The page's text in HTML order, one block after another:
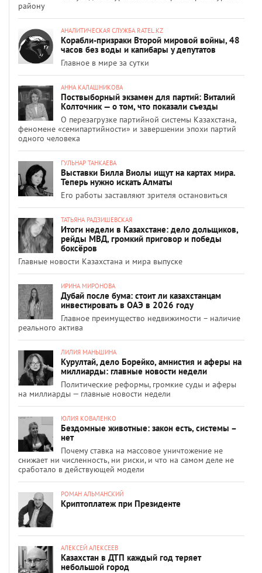
району
АНАЛИТИЧЕСКАЯ СЛУЖБА RATEL.KZ
Корабли-призраки Второй мировой войны, 48
часов без воды и капибары у депутатов
Главное в мире за сутки
АННА КАЛАШНИКОВА
Поствыборный экзамен для партий: Виталий
Колточник — о том, что показали съезды
О перезагрузке партийной системы Казахстана,
феномене «семипартийности» и завершении эпохи партий
одного человека
ГУЛЬНАР ТАНКАЕВА
Выставки Билла Виолы ищут на картах мира.
Теперь нужно искать Алматы
Его работы заставляют зрителя остановиться
ТАТЬЯНА РАДЗИШЕВСКАЯ
Итоги недели в Казахстане: дело дольщиков,
рейды МВД, громкий приговор и победы
боксёров
Главные новости Казахстана и мира выпуске
ИРИНА МИРОНОВА
Дубай после бума: стоит ли казахстанцам
инвестировать в ОАЭ в 2026 году
Главное преимущество недвижимости – наличие
реального актива
ЛИЛИЯ МАНЬШИНА
Курултай, дело Борейко, амнистия и аферы на
миллиарды: главные новости недели
Политические реформы, громкие суды и аферы
на миллиарды — главные новости недели
ЮЛИЯ КОВАЛЕНКО
Бездомные животные: закон есть, системы –
нет
Почему ставка на массовое уничтожение не
снижает ни численность, ни риски, и что на самом деле не
сработало в действующей модели
РОМАН АЛЬМАНСКИЙ
Криптоплатеж при Президенте
АЛЕКСЕЙ АЛЕКСЕЕВ
Казахстан в ДТП каждый год теряет
небольшой город